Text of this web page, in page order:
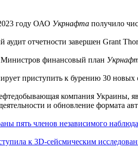
году ОАО Укрнафта получило
аудит отчетности завершен Grant
финансовый план
приступить к бурению 30
компания Украины,
и обновление формата
пять членов независимого
к 3D-сейсмическим